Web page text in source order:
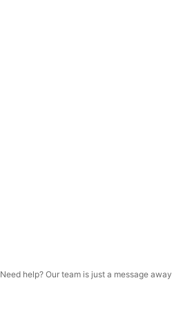
Need help? Our team is just a message away